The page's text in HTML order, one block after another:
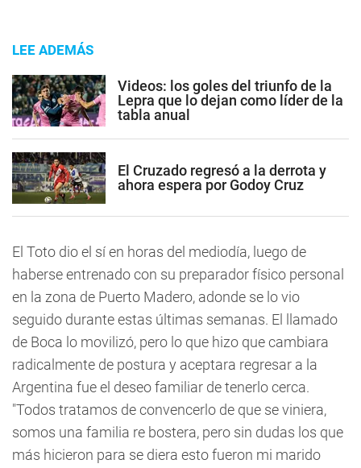
LEE ADEMÁS
Videos: los goles del triunfo de la
Lepra que lo dejan como líder de la
tabla anual
El Cruzado regresó a la derrota y
ahora espera por Godoy Cruz
El Toto dio el sí en horas del mediodía, luego de
haberse entrenado con su preparador físico personal
en la zona de Puerto Madero, adonde se lo vio
seguido durante estas últimas semanas. El llamado
de Boca lo movilizó, pero lo que hizo que cambiara
radicalmente de postura y aceptara regresar a la
Argentina fue el deseo familiar de tenerlo cerca.
"Todos tratamos de convencerlo de que se viniera,
somos una familia re bostera, pero sin dudas los que
más hicieron para se diera esto fueron mi marido